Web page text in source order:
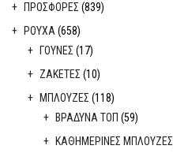
ΠΡΟΣΦΟΡΕΣ (839)
ΡΟΥΧΑ(658)
ΓΟΥΝΕΣ (17)
ΖΑΚΕΤΕΣ (10)
ΜΠΛΟΥΖΕΣ (118)
ΒΡΑΔΥΝΑ ΤΟΠ (59)
ΚΑΘΗΜΕΡΙΝΕΣ ΜΠΛΟΥΖΕΣ